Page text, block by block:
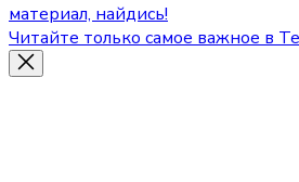
материал, найдись!
Читайте только самое важное в